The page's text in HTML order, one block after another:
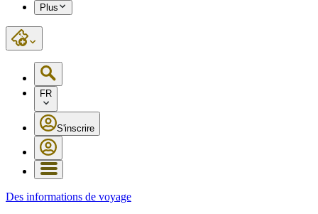
Plus
FR
S'inscrire
Des informations de voyage